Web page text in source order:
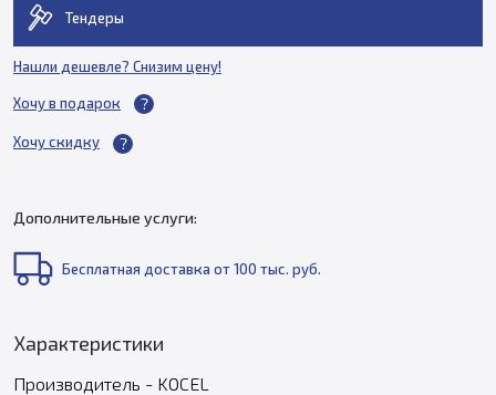
Тендеры
Нашли дешевле? Снизим цену!
Хочу в подарок
Хочу скидку
Дополнительные услуги:
Бесплатная доставка от 100 тыс. руб.
Характеристики
Производитель - KOCEL